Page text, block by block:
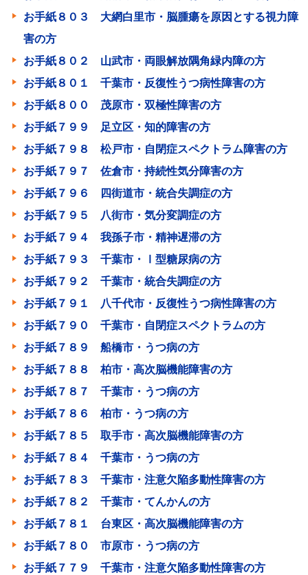
お手紙８０３ 大網白里市・脳腫瘍を原因とする視力障
害の方
お手紙８０２ 山武市・両眼解放隅角緑内障の方
お手紙８０１ 千葉市・反復性うつ病性障害の方
お手紙８００ 茂原市・双極性障害の方
お手紙７９９ 足立区・知的障害の方
お手紙７９８ 松戸市・自閉症スペクトラム障害の方
お手紙７９７ 佐倉市・持続性気分障害の方
お手紙７９６ 四街道市・統合失調症の方
お手紙７９５ 八街市・気分変調症の方
お手紙７９４ 我孫子市・精神遅滞の方
お手紙７９３ 千葉市・Ⅰ型糖尿病の方
お手紙７９２ 千葉市・統合失調症の方
お手紙７９１ 八千代市・反復性うつ病性障害の方
お手紙７９０ 千葉市・自閉症スペクトラムの方
お手紙７８９ 船橋市・うつ病の方
お手紙７８８ 柏市・高次脳機能障害の方
お手紙７８７ 千葉市・うつ病の方
お手紙７８６ 柏市・うつ病の方
お手紙７８５ 取手市・高次脳機能障害の方
お手紙７８４ 千葉市・うつ病の方
お手紙７８３ 千葉市・注意欠陥多動性障害の方
お手紙７８２ 千葉市・てんかんの方
お手紙７８１ 台東区・高次脳機能障害の方
お手紙７８０ 市原市・うつ病の方
お手紙７７９ 千葉市・注意欠陥多動性障害の方